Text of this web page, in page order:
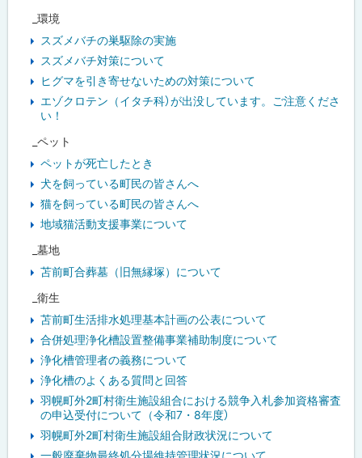
_環境
スズメバチの巣駆除の実施
スズメバチ対策について
ヒグマを引き寄せないための対策について
エゾクロテン（イタチ科）が出没しています。ご注意くださ
い！
_ペット
ペットが死亡したとき
犬を飼っている町民の皆さんへ
猫を飼っている町民の皆さんへ
地域猫活動支援事業について
_墓地
苫前町合葬墓（旧無縁塚）について
_衛生
苫前町生活排水処理基本計画の公表について
合併処理浄化槽設置整備事業補助制度について
浄化槽管理者の義務について
浄化槽のよくある質問と回答
羽幌町外2町村衛生施設組合における競争入札参加資格審査
の申込受付について（令和7・8年度）
羽幌町外2町村衛生施設組合財政状況について